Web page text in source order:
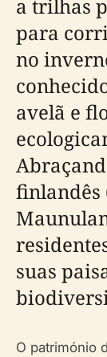
a trilhas
para
no
avelã e
finlandês
suas
O património